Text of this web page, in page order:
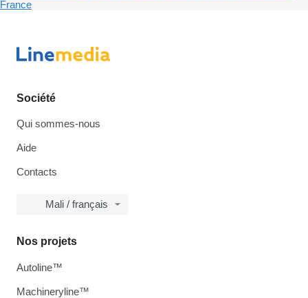
France
Société
Qui sommes-nous
Aide
Contacts
Mali / français
Nos projets
Autoline™
Machineryline™